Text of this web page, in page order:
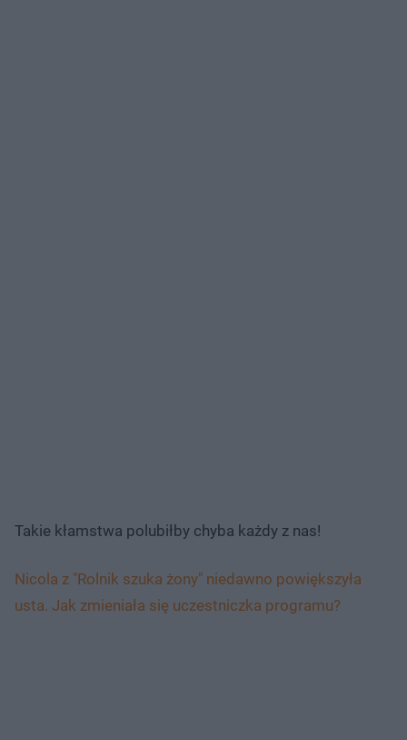
Takie kłamstwa polubiłby chyba każdy z nas!
Nicola z "Rolnik szuka żony" niedawno powiększyła
usta. Jak zmieniała się uczestniczka programu?